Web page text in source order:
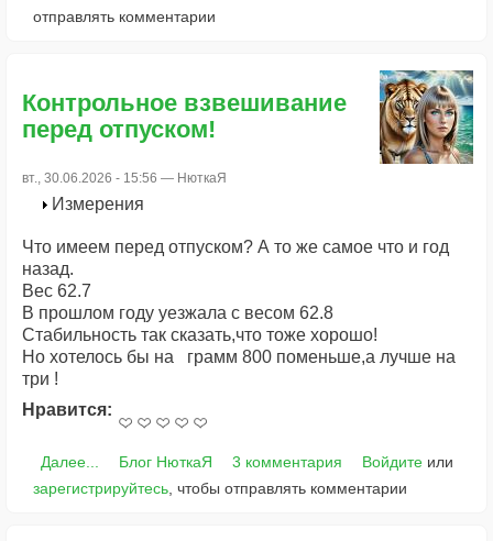
отправлять комментарии
Контрольное взвешивание
перед отпуском!
вт., 30.06.2026 - 15:56 — НюткаЯ
Измерения
Что имеем перед отпуском? А то же самое что и год
назад.
Вес 62.7
В прошлом году уезжала с весом 62.8
Стабильность так сказать,что тоже хорошо!
Но хотелось бы на грамм 800 поменьше,а лучше на
три !
Нравится:
Далее... Блог НюткаЯ 3 комментария Войдитеили
зарегистрируйтесь , чтобы отправлять комментарии